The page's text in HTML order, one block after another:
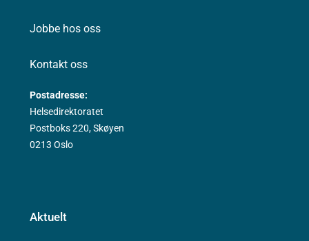
Jobbe hos oss
Kontakt oss
Postadresse:
Helsedirektoratet
Postboks 220, Skøyen
0213 Oslo
Aktuelt